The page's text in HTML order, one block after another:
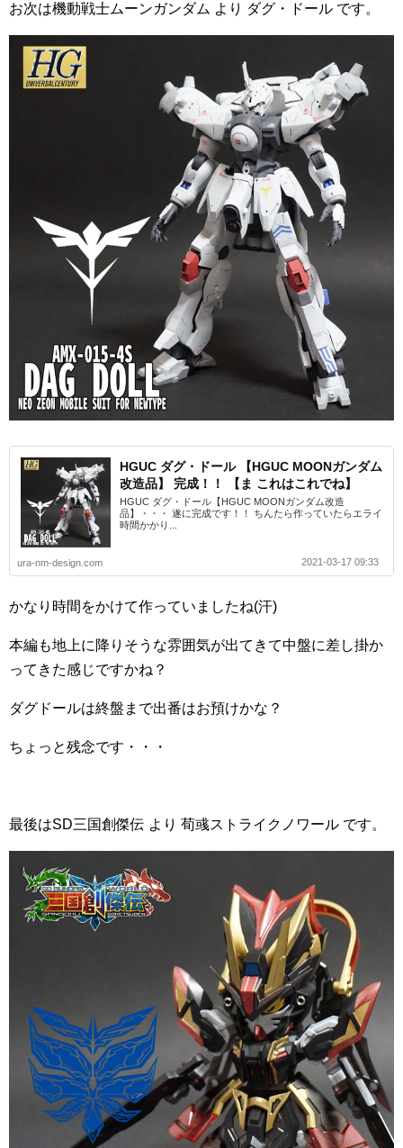
お次は機動戦士ムーンガンダム より ダグ・ドール です。
HGUC ダグ・ドール 【HGUC MOONガンダム
改造品】 完成！！ 【ま これはこれでね】
HGUC ダグ・ドール【HGUC MOONガンダム改造
品】・・・ 遂に完成です！！ ちんたら作っていたらエライ
時間かかり...
ura-nm-design.com 2021-03-17 09:33
かなり時間をかけて作っていましたね(汗)
本編も地上に降りそうな雰囲気が出てきて中盤に差し掛か
ってきた感じですかね？
ダグドールは終盤まで出番はお預けかな？
ちょっと残念です・・・
最後はSD三国創傑伝 より 荀彧ストライクノワール です。